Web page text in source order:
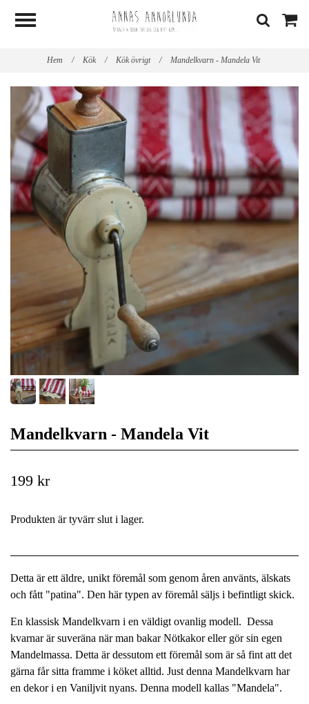
Hem / Kök / Kök övrigt / Mandelkvarn - Mandela Vit
Mandelkvarn - Mandela Vit
199 kr
Produkten är tyvärr slut i lager.
Detta är ett äldre, unikt föremål som genom åren använts, älskats
och fått "patina". Den här typen av föremål säljs i befintligt skick.
En klassisk Mandelkvarn i en väldigt ovanlig modell. Dessa
kvarnar är suveräna när man bakar Nötkakor eller gör sin egen
Mandelmassa. Detta är dessutom ett föremål som är så fint att det
gärna får sitta framme i köket alltid. Just denna Mandelkvarn har
en dekor i en Vaniljvit nyans. Denna modell kallas "Mandela".